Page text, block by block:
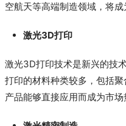
空航天等高端制造领域，将成
激光3D打印
激光3D打印技术是新兴的技
打印的材料种类较多，包括
产品能够直接应用而成为市场